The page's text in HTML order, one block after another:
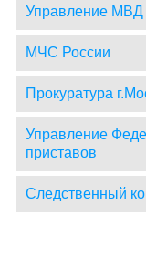
Управление МВД
МЧС России
Прокуратура
Управление
приставов
Следственный